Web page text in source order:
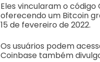
Eles vincularam o
oferecendo um Bitcoin
15 de fevereiro de 2022.
Os usuários podem
Coinbase também